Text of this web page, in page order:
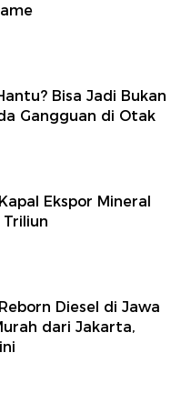
Bisa Jadi Bukan
Gangguan di Otak
Ekspor Mineral
Triliun
Diesel di Jawa
dari Jakarta,